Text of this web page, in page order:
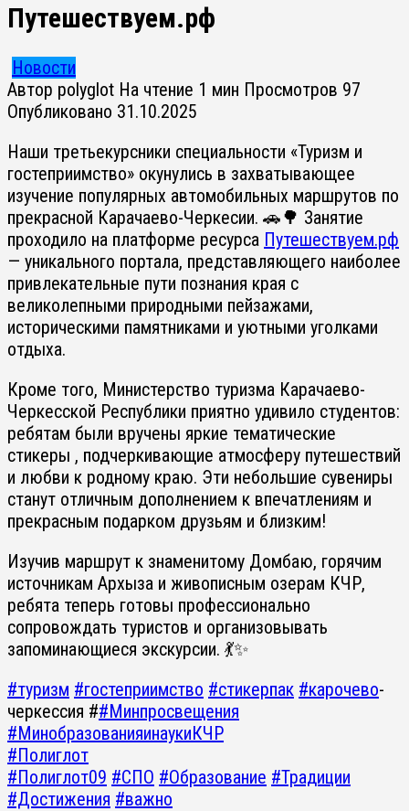
Путешествуем.рф
Новости
Автор polyglot На чтение 1 мин Просмотров 97
Опубликовано 31.10.2025
Наши третьекурсники специальности «Туризм и
гостеприимство» окунулись в захватывающее
изучение популярных автомобильных маршрутов по
прекрасной Карачаево-Черкесии. 🚗🌳 Занятие
проходило на платформе ресурса Путешествуем.рф
— уникального портала, представляющего наиболее
привлекательные пути познания края с
великолепными природными пейзажами,
историческими памятниками и уютными уголками
отдыха.
Кроме того, Министерство туризма Карачаево-
Черкесской Республики приятно удивило студентов:
ребятам были вручены яркие тематические
стикеры , подчеркивающие атмосферу путешествий
и любви к родному краю. Эти небольшие сувениры
станут отличным дополнением к впечатлениям и
прекрасным подарком друзьям и близким!
Изучив маршрут к знаменитому Домбаю, горячим
источникам Архыза и живописным озерам КЧР,
ребята теперь готовы профессионально
сопровождать туристов и организовывать
запоминающиеся экскурсии. 💃✨
#туризм #гостеприимство #стикерпак #карочево-
черкессия ##Минпросвещения
#МинобразованияинаукиКЧР
#Полиглот
#Полиглот09 #СПО #Образование #Традиции
#Достижения #важно